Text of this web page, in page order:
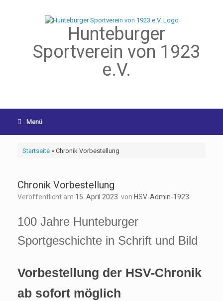
Hunteburger
Sportverein von 1923
e.V.
Menü
Startseite» Chronik Vorbestellung
Chronik Vorbestellung
Veröffentlicht am 15. April 2023 von HSV-Admin-1923
100 Jahre Hunteburger
Sportgeschichte in Schrift und Bild
Vorbestellung der HSV-Chronik
ab sofort möglich